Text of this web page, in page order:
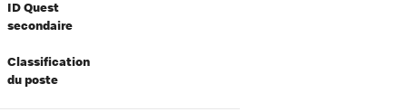
ID Quest
secondaire
Classification
du poste